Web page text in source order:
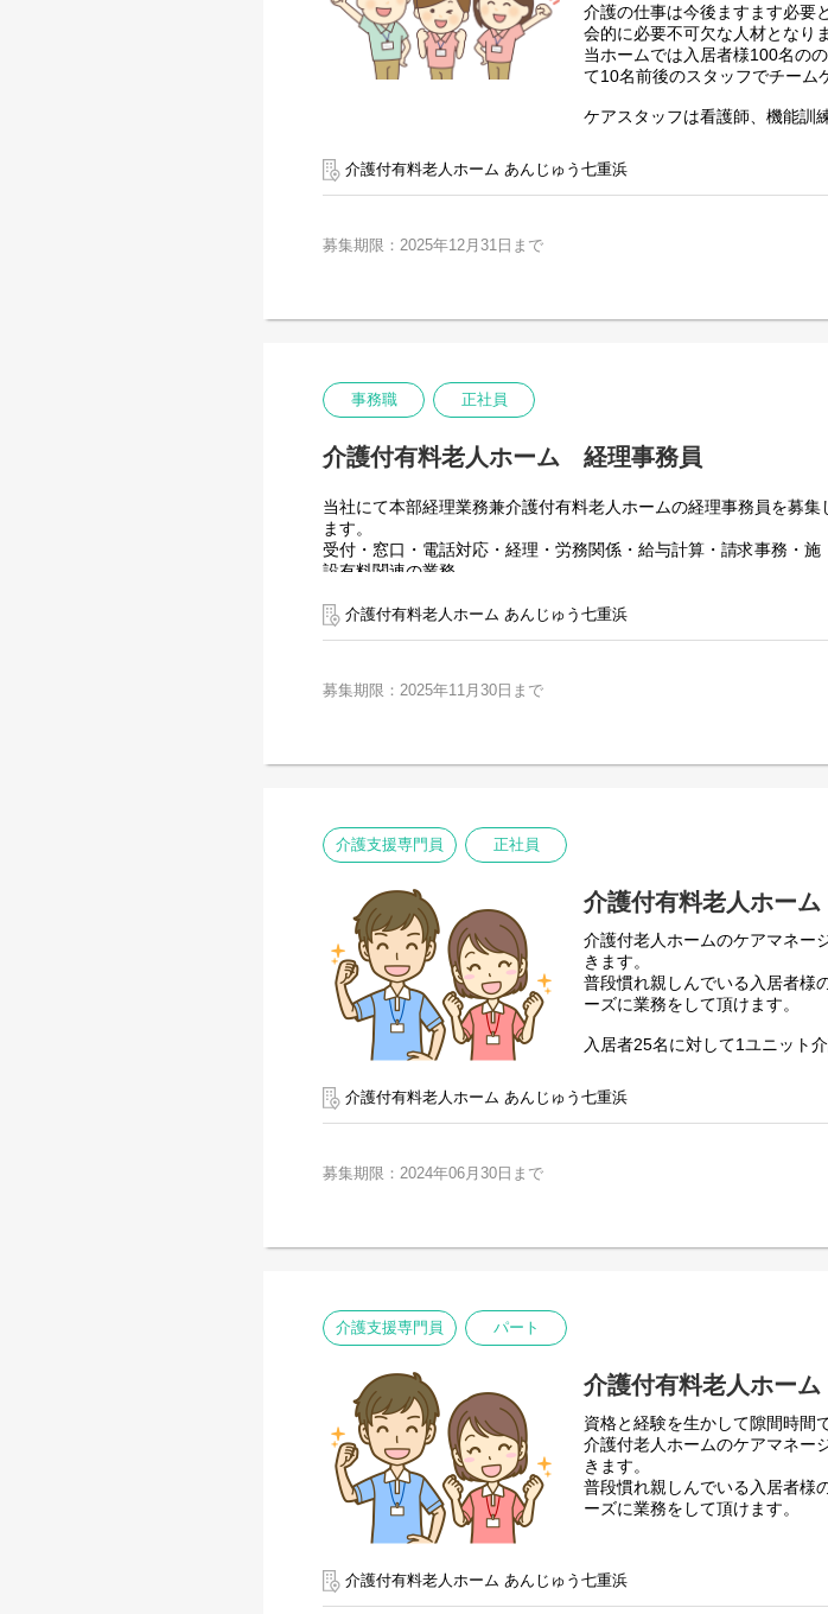
介護の仕事は今後ますます必要
会的に必要不可欠な人材となりま
当ホームでは入居者様100名の
て10名前後のスタッフでチーム
ケアスタッフは看護師、機能訓
等の生活のサポートを行ってい
スタッフ同士仲が良くアットホ
ご利用者様ひとりひとりに向き
当ホームの雰囲気を実際に感じ
※夜勤なしの相談可能
介護付有料老人ホーム あんじゅう七重浜
募集期限：2025年12月31日まで
事務職 正社員
介護付有料老人ホーム 経理事務員
当社にて本部経理業務兼介護付有料老人ホームの経理事務員を募集
ます。
受付・窓口・電話対応・経理・労務関係・給与計算・請求事務・施
設有料関連の業務
介護付有料老人ホーム あんじゅう七重浜
募集期限：2025年11月30日まで
介護支援専門員 正社員
介護付有料老人ホー
介護付老人ホームのケアマネー
きます。
普段慣れ親しんでいる入居者様
ーズに業務をして頂けます。
入居者25名に対して1ユニット介
で安心してお暮し頂くために、
す。
スタッフ同士仲が良くアット
頼れる先輩スタッフがしっかり
また積極的に有給休暇を取得し
介護付有料老人ホーム あんじゅう七重浜
募集期限：2024年06月30日まで
介護支援専門員 パート
介護付有料老人ホー
資格と経験を生かして隙間時間
介護付老人ホームのケアマネー
きます。
普段慣れ親しんでいる入居者様
ーズに業務をして頂けます。
介護士、看護師、機能訓練担当
で安心してお暮し頂くために、
介護付有料老人ホーム あんじゅう七重浜